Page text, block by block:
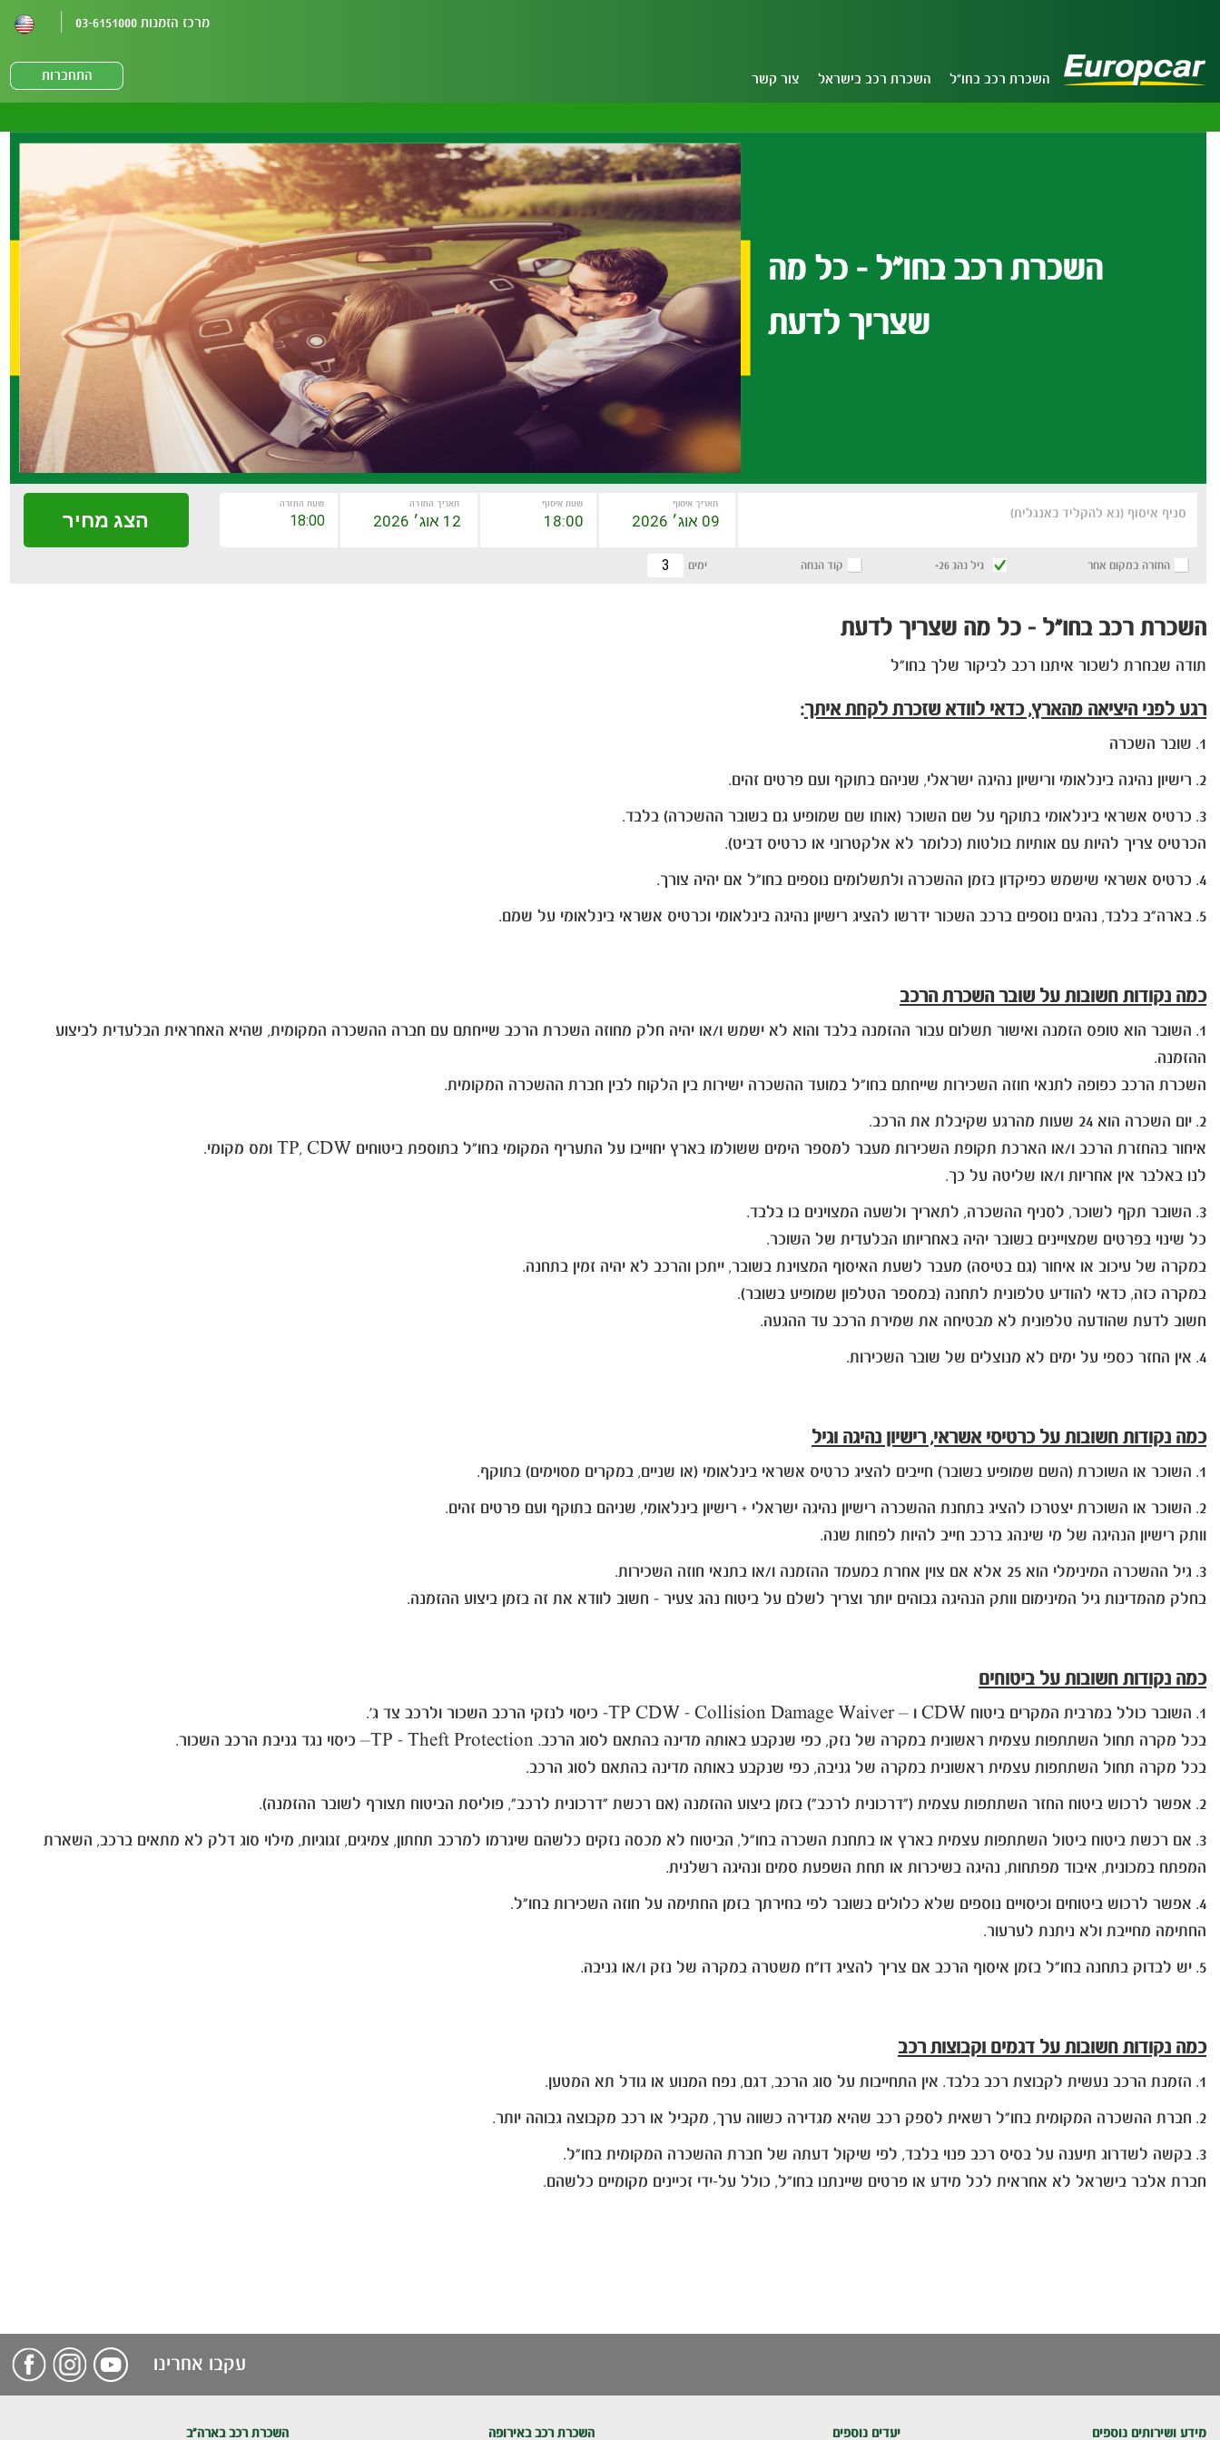
מרכז הזמנות 03-6151000
השכרת רכב בחו"ל השכרת רכב בישראל צור קשר התחברות
השכרת רכב בחו"ל - כל מה
שצריך לדעת
סניף איסוף (נא להקליד באנגלית)
תאריך איסוף שעת איסוף תאריך החזרה שעת החזרה
החזרה במקום אחר גיל נהג 26+ קוד הנחה ימים
הצג מחיר
השכרת רכב בחו"ל - כל מה שצריך לדעת
תודה שבחרת לשכור איתנו רכב לביקור שלך בחו"ל
רגע לפני היציאה מהארץ, כדאי לוודא שזכרת לקחת איתך:
1. שובר השכרה
2. רישיון נהיגה בינלאומי ורישיון נהיגה ישראלי, שניהם בתוקף ועם פרטים זהים.
3. כרטיס אשראי בינלאומי בתוקף על שם השוכר (אותו שם שמופיע גם בשובר ההשכרה) בלבד.
הכרטיס צריך להיות עם אותיות בולטות (כלומר לא אלקטרוני או כרטיס דביט).
4. כרטיס אשראי שישמש כפיקדון בזמן ההשכרה ולתשלומים נוספים בחו"ל אם יהיה צורך.
5. בארה"ב בלבד, נהגים נוספים ברכב השכור ידרשו להציג רישיון נהיגה בינלאומי וכרטיס אשראי בינלאומי על שמם.
כמה נקודות חשובות על שובר השכרת הרכב
1. השובר הוא טופס הזמנה ואישור תשלום עבור ההזמנה בלבד והוא לא ישמש ו/או יהיה חלק מחוזה השכרת הרכב שייחתם עם חברה ההשכרה המקומית, שהיא האחראית הבלעדית לביצוע
ההזמנה.
השכרת הרכב כפופה לתנאי חוזה השכירות שייחתם בחו"ל במועד ההשכרה ישירות בין הלקוח לבין חברת ההשכרה המקומית.
2. יום השכרה הוא 24 שעות מהרגע שקיבלת את הרכב.
איחור בהחזרת הרכב ו/או הארכת תקופת השכירות מעבר למספר הימים ששולמו בארץ יחוייבו על התעריף המקומי בחו"ל בתוספת ביטוחים TP, CDW ומס מקומי.
לנו באלבר אין אחריות ו/או שליטה על כך.
3. השובר תקף לשוכר, לסניף ההשכרה, לתאריך ולשעה המצוינים בו בלבד.
כל שינוי בפרטים שמצויינים בשובר יהיה באחריותו הבלעדית של השוכר.
במקרה של עיכוב או איחור (גם בטיסה) מעבר לשעת האיסוף המצוינת בשובר, ייתכן והרכב לא יהיה זמין בתחנה.
במקרה כזה, כדאי להודיע טלפונית לתחנה (במספר הטלפון שמופיע בשובר).
חשוב לדעת שהודעה טלפונית לא מבטיחה את שמירת הרכב עד ההגעה.
4. אין החזר כספי על ימים לא מנוצלים של שובר השכירות.
כמה נקודות חשובות על כרטיסי אשראי, רישיון נהיגה וגיל
1. השוכר או השוכרת (השם שמופיע בשובר) חייבים להציג כרטיס אשראי בינלאומי (או שניים, במקרים מסוימים) בתוקף.
2. השוכר או השוכרת יצטרכו להציג בתחנת ההשכרה רישיון נהיגה ישראלי + רישיון בינלאומי, שניהם בתוקף ועם פרטים זהים.
וותק רישיון הנהיגה של מי שינהג ברכב חייב להיות לפחות שנה.
3. גיל ההשכרה המינימלי הוא 25 אלא אם צוין אחרת במעמד ההזמנה ו/או בתנאי חוזה השכירות.
בחלק מהמדינות גיל המינימום וותק הנהיגה גבוהים יותר וצריך לשלם על ביטוח נהג צעיר - חשוב לוודא את זה בזמן ביצוע ההזמנה.
כמה נקודות חשובות על ביטוחים
1. השובר כולל במרבית המקרים ביטוח CDW ו – TP CDW - Collision Damage Waiver- כיסוי לנזקי הרכב השכור ולרכב צד ג'.
בכל מקרה תחול השתתפות עצמית ראשונית במקרה של נזק, כפי שנקבע באותה מדינה בהתאם לסוג הרכב. TP - Theft Protection– כיסוי נגד גניבת הרכב השכור.
בכל מקרה תחול השתתפות עצמית ראשונית במקרה של גניבה, כפי שנקבע באותה מדינה בהתאם לסוג הרכב.
2. אפשר לרכוש ביטוח החזר השתתפות עצמית ("דרכונית לרכב") בזמן ביצוע ההזמנה (אם רכשת "דרכונית לרכב", פוליסת הביטוח תצורף לשובר ההזמנה).
3. אם רכשת ביטוח ביטול השתתפות עצמית בארץ או בתחנת השכרה בחו"ל, הביטוח לא מכסה נזקים כלשהם שיגרמו למרכב תחתון, צמיגים, זגוגיות, מילוי סוג דלק לא מתאים ברכב, השארת
המפתח במכונית, איבוד מפתחות, נהיגה בשיכרות או תחת השפעת סמים ונהיגה רשלנית.
4. אפשר לרכוש ביטוחים וכיסויים נוספים שלא כלולים בשובר לפי בחירתך בזמן החתימה על חוזה השכירות בחו"ל.
החתימה מחייבת ולא ניתנת לערעור.
5. יש לבדוק בתחנה בחו"ל בזמן איסוף הרכב אם צריך להציג דו"ח משטרה במקרה של נזק ו/או גניבה.
כמה נקודות חשובות על דגמים וקבוצות רכב
1. הזמנת הרכב נעשית לקבוצת רכב בלבד. אין התחייבות על סוג הרכב, דגם, נפח המנוע או גודל תא המטען.
2. חברת ההשכרה המקומית בחו"ל רשאית לספק רכב שהיא מגדירה כשווה ערך, מקביל או רכב מקבוצה גבוהה יותר.
3. בקשה לשדרוג תיענה על בסיס רכב פנוי בלבד, לפי שיקול דעתה של חברת ההשכרה המקומית בחו"ל.
חברת אלבר בישראל לא אחראית לכל מידע או פרטים שיינתנו בחו"ל, כולל על-ידי זכיינים מקומיים כלשהם.
עקבו אחרינו
מידע ושירותים נוספים יעדים נוספים השכרת רכב באירופה השכרת רכב בארה"ב